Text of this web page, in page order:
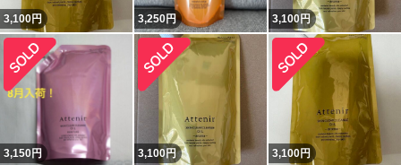
3,100円 3,250円 3,100円
3,150円 3,100円 3,100円